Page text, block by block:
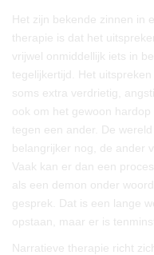
Het zijn bekende zinnen in
therapie is dat het
vrijwel onmiddellijk iets in
tegelijkertijd. Het
soms extra verdrietig,
ook om het gewoon
tegen een ander. De
belangrijker nog, de ander
Vaak kan er dan een
als een demon onder
gesprek. Dat is een lange
opstaan, maar er is
Narratieve therapie richt